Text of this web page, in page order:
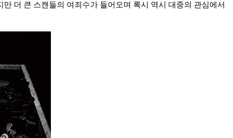
더 큰 스캔들의 여죄수가 들어오며 록시 역시 대중의 관심에서